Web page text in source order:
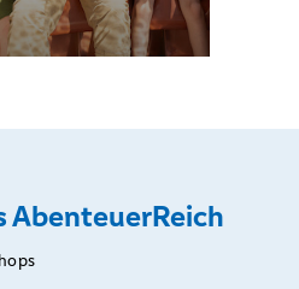
AbenteuerReich